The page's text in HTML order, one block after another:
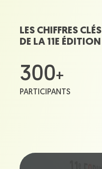
LES CHIFFRES CLÉS
DE LA 11E ÉDITION
300+
PARTICIPANTS